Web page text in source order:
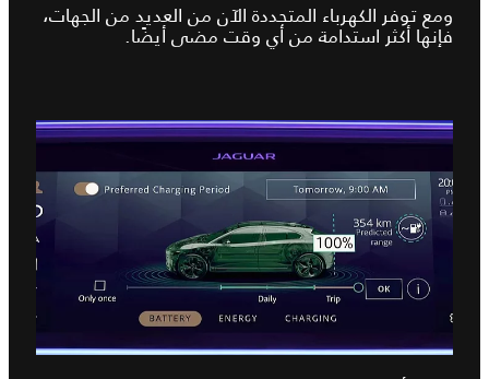
ومع توفر الكهرباء المتجددة الآن من العديد من الجهات،
فإنها أكثر استدامة من أي وقت مضى أيضًا.